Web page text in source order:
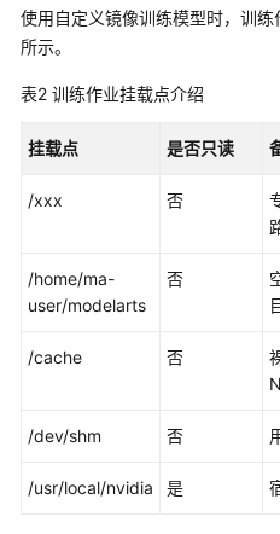
像
创
创
建
建
使用自定义镜像训练模型时，训
所示。
表2 训练作业挂载点介绍
挂载点 是否只读
/xxx 否
/home/ma-
user/modelarts
否
/cache 否
/dev/shm 否
/usr/local/nvidia 是